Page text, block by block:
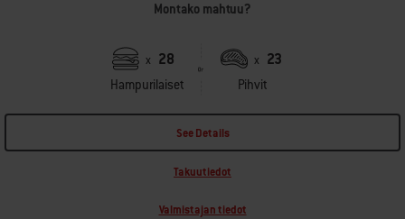
Montako mahtuu?
x 28
Hampurilaiset
x 23
Pihvit
See Details
Takuutiedot
Valmistajan tiedot